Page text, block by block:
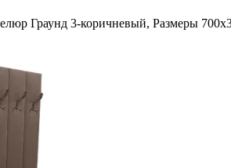
Граунд 3-коричневый, Размеры